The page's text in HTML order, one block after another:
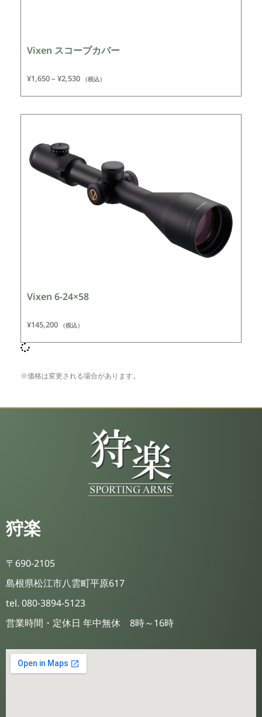
Vixen スコープカバー
¥1,650– ¥2,530 （税込）
Vixen 6-24×58
¥145,200 （税込）
※価格は変更される場合があります。
狩楽
〒690-2105
島根県松江市八雲町平原617
tel. 080-3894-5123
営業時間・定休日 年中無休 8時～16時